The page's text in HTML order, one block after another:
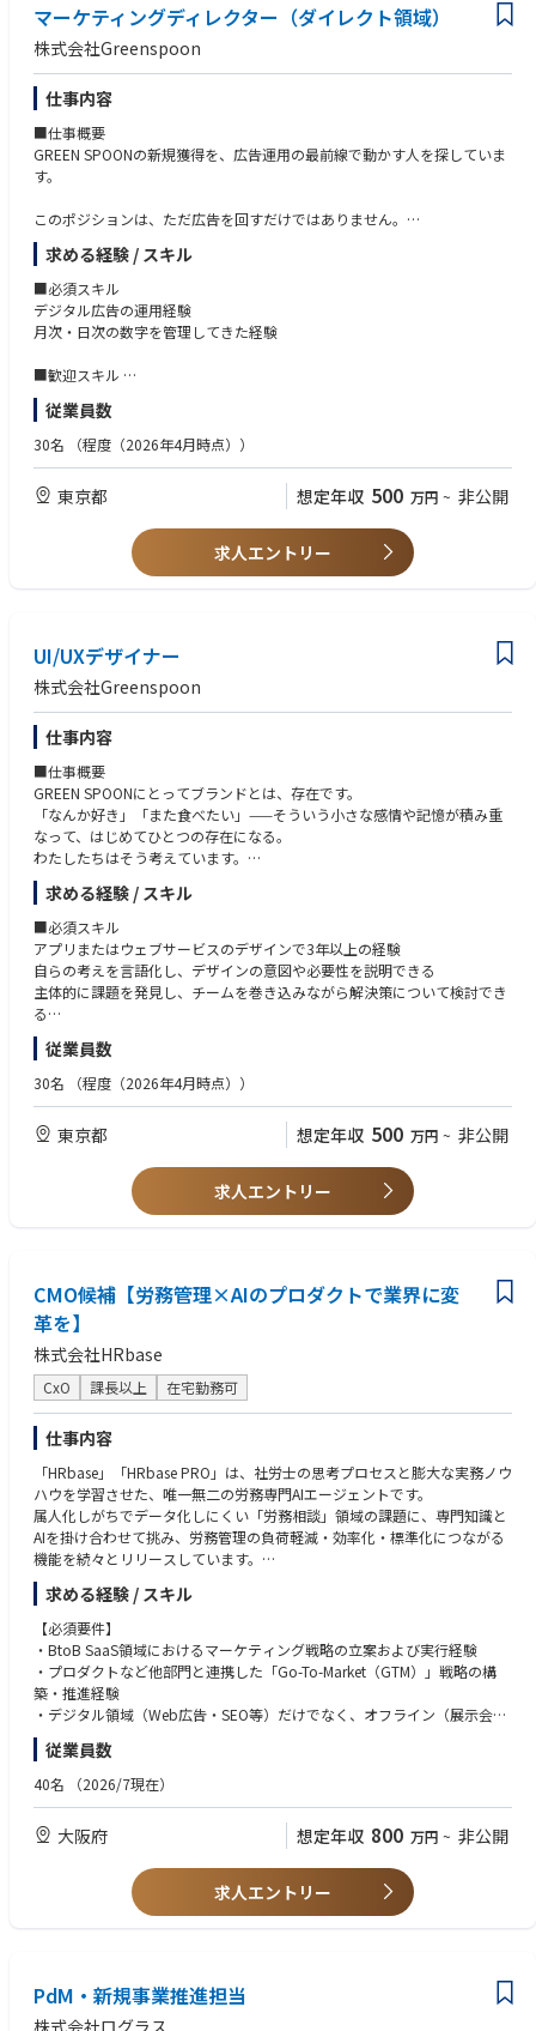
・各領域の提供価値、責任範囲、優先順位の整理
・各ステークホルダーに対する価値設計
・事業戦略、GTM戦略、収益モデルとプロダクト戦略の接続
・AIを活用した先進的なユーザー体験の企画・検証
・PdM組織の採用、育成、評価、配置、組織設計
・経営層への戦略、投資計画、進捗、リスクの報告
・プロダクトKPIの設計、モニタリング、改善
・関連部門との部門横断的な連携推進
■仕事の魅力
・日本No.1を目指すヘルスケアプラットフォームの中核を担うことができ
る
ヘルスケアプラットフォーム全体を構築し、新たなユーザー体験を生み出
す、多くの企業が志向しながらも成し得なかったテーマに挑戦することが
できるポジションです。
・大規模な社会実装をリードできる
自治体、企業、医療機関、パートナーなどの顧客基盤を通じて、多くのユ
ーザーへサービスを届けられる可能性があります。また、国民的なヘルス
ケアアプリを目指しており、今後、政府や行政とも密接に関わっていく中
で、自身が率いるプロダクトが政策や地域行政に反映されることも考えら
れ、社会の健康・医療体験を変えるインパクトを持ちます。
・ユーザー／医療機関／自治体／企業をつなぐ価値を創出できる
生活者向けサービス、医療機関向け連携、自治体施策、企業向けサービ
ス、パートナーサービスを一つのアプリ上で接続します。各ステークホル
えていくことができます。
・前例のないプロダクトに挑戦できる
ヘルスケア市場における圧倒的なマーケットリーダーは存在せず、さら
に、ヘルスケア／メディカル／プラットフォームを統合したサービスで確
立しているものは存在しません。複雑な制約や不確実性の中で、新しいプ
ロダクトカテゴリーを自ら定義できます。
元BIG4シニアマネージャー：AIをやりたい、デロイトで新しいテクノロジ
ー領域メタバースもやっていた、
元大手外資総合系コンサルファーム若手：コンサルのPOCどまりが多く、
最後までプロダクトを提供していきたい
インタビュー記事：https://note.com/gen_ax/n/nd30155c9a953
【ABOUT US】https://www.gen-ax.co.jp/aboutus/
自立に自律を融合し、次の“流れ”を生成する ー
く理解し、自律型AIオペレーターを起点に顧客の課題を解決する変革者集
団です。
単なるSaaS提供ベンダーとしてではなく各領域において、実装で価値を出
し切るプロフェッショナルが、AI時代に適合したBPR戦略やロードマップ
の策定、データモデルの設計までを一気通貫で支援します。
さらにソフトバンクのグループの事業フィールドと技術アセットも活用
で、すべてのカスタマーサービスのあり方を”革新”します。
■Gen-AX株式会社 カンパニーデック
https://speakerdeck.com/genax/gen-ax-gen-axzhu-shi-hui-she-kanpanid
etuku
■自律思考型AIで業務改革を支援する「Gen-AX」とは。砂金CEOインタビ
ュー
https://www.softbank.jp/sbnews/entry/20250122_01
■自律思考型 AIエージェントを目指した戦略立案から コンサルティングま
でワンストップで提供
Gen-AX株式会社では、自社データを活用して賢く育てていく、照会応答を
支援するプロダクトである『X-Boost（クロスブースト）』の提供に加
え、自律思考型AIの音声応対ソリューション『X-Ghost（クロスゴース
ト）』の正式提供を開始しました。（2025年11月）
自律思考型 企業向けAIエージェントのサービス開発／提供とともに、業務
に組み込んでいく際に必要となるAI時代に適した「業務刷新の戦略／ロー
ドマップの策定、生成AI ReadyなKPIの設計・データモデルの設計、組織
設計」のコンサルティングサービスを一気通貫で提供いたします。
■ナレッジ伴走型AIオペレーター 『X-Boost（クロスブースト）』
金融、小売り／サービス、製造業を中心としたコンタクトセンターなどの
問い合わせ業務において複雑なB to B to Cの照会応答業務の効率化を目的
とした、生成AI SaaSプラットフォームです。
X-Boost プロダクトページ
https://x-boost.gen-ax.co.jp/
■自律型AIオペレーター『X-Ghost（クロスゴースト）』
しました。（2025年11月）コンタクトセンターにおけるさまざまな問い
合わせに対し、AIオペレーターとして自律思考型で、人間らしい自然な会
話で音声対話を行い、人間のオペレーターと共に企業の価値貢献を担うこ
X-Ghost プレスリリース
https://www.gen-ax.co.jp/news/press/20251110-01/
■Mission
自律に自立を融合し、次の"流れ"を生成する
■Value
Authentic：本質の追求をあきらめない
Proactive：全員が前のめりに共創する
Asobi：余白に目を向けて遊び心を持ち続ける
“Mission・Value”に込められた想い：砂金CEOインタビュー
https://note.com/gen_ax/n/n02385df11d33
マーケティングディレクター（ダイレクト領域）
株式会社Greenspoon
仕事内容
■仕事概要
GREEN SPOONの新規獲得を、広告運用の最前線で動かす人を探していま
す。
このポジションは、ただ広告を回すだけではありません。
数字を見て、課題を見つけて、「次はこう打つ」を自分で企画する。
運用と改善を、いちばん近くで一気通貫に担っていただきます。
■主な業務
デジタル広告の運用
日次成果の管理と、改善アクションの実行
求める経験 / スキル
■必須スキル
デジタル広告の運用経験
月次・日次の数字を管理してきた経験
■歓迎スキル
toC向けサービスでのマーケティング経験
複数の広告媒体を横断して運用した経験
運用にとどまらず、獲得施策の企画・設計まで担った経験
■求める人物像
GREEN SPOONのビジョン「自分を好きでいつづけられる人生を。」に共
ものごとを、論理的に考えられる方
数字に責任を持って向き合える方
従業員数
30名 （程度（2026年4月時点））
東京都 想定年収 500 万円 ~ 非公開
求人エントリー
UI/UXデザイナー
株式会社Greenspoon
仕事内容
■仕事概要
GREEN SPOONにとってブランドとは、存在です。
「なんか好き」「また食べたい」——そういう小さな感情や記憶が積み重
なって、はじめてひとつの存在になる。
わたしたちはそう考えています。
だから、画面の中の一つひとつも、ただ「使えればいい」では終わらせた
くない。
商品との出会いに、心が動く。迷わず、心地よく、選べる。気づけば、続
けたくなっている。
その積み重ねが、GREEN SPOONという存在をつくっていく。
このポジションでお願いしたいのは、UIを整えることではありません。
ンすることに責任とやりがいを持てる方を募集します。
■このポジションの魅力
つくったものが、そのまま「続けたくなる理由」になる。あなたのデザイ
ます。
土台から、いっしょに。
コンポーネント設計も、ガイドラインづくりも。できあがった仕組みを使
うのではなく、その基盤からつくれます。
アイデアが、すぐ形になる。
少数精鋭だからこそ、思いついたことがすぐ動き出す。改善まで、責任を
持って見届けられます。
■主な業務
GREEN SPOONのWebページやアプリのUI/UXデザイン
お客さまが抱える課題を見つけ、それを解くアイデアを形にする
コンポーネント・デザインガイドラインの構築と運用
UIの品質を、もっと良くしていく
求める経験 / スキル
■必須スキル
アプリまたはウェブサービスのデザインで3年以上の経験
自らの考えを言語化し、デザインの意図や必要性を説明できる
主体的に課題を発見し、チームを巻き込みながら解決策について検討でき
る
■歓迎スキル
ユーザー視点とビジネス視点を考慮しながら、より良いアウトプットの追
デザインガイドラインなど運用システムの構築経験
ユーザーインタビュー、ユーザーテスト、データ分析の実務経験
■求める人物像
GREEN SPOONのビジョン「自分を好きでいつづけられる人生を」に共感
取り組める
担当領域にこだわらず、事業を発展させるために必要な行動がとれる方
風通しの良い社風のある会社で仕事がしたい方
従業員数
30名 （程度（2026年4月時点））
東京都 想定年収 500 万円 ~ 非公開
求人エントリー
CMO候補【労務管理×AIのプロダクトで業界に変
革を】
株式会社HRbase
CxO 課長以上 在宅勤務可
仕事内容
「HRbase」「HRbase PRO」は、社労士の思考プロセスと膨大な実務ノウ
ハウを学習させた、唯一無二の労務専門AIエージェントです。
属人化しがちでデータ化しにくい「労務相談」領域の課題に、専門知識と
AIを掛け合わせて挑み、労務管理の負荷軽減・効率化・標準化につながる
機能を続々とリリースしています。
このサービスの価値を一人でも多くの方に届け、事業成長を牽引する、や
りがいのあるポジションです。
■取り組んでいただくお仕事内容
・マーケティングの戦略策定
・予算配分の決定
・チームマネジメント
・チームメンバーの採用
・マーケティングへのAI活用 など
求める経験 / スキル
【必須要件】
・BtoB SaaS領域におけるマーケティング戦略の立案および実行経験
・プロダクトなど他部門と連携した「Go-To-Market（GTM）」戦略の構
築・推進経験
・デジタル領域（Web広告・SEO等）だけでなく、オフライン（展示会、
PR等）も含めた複数チャネルを横断する「統合型マーケティング」の統括
経験
・マーケティングチームのマネジメント経験、または全社横断プロジェク
【歓迎要件】
・経営層（CxOや事業責任者）としての実務経験、または全社的なブラン
ド戦略の立案・統括経験
・年間数千万円規模以上のプロモーション予算の管理・運用責任者として
・マス広告（TVCM等）を含めた大規模プロモーションのディレクション
経験
従業員数
40名 （2026/7現在）
大阪府 想定年収 800 万円 ~ 非公開
求人エントリー
PdM・新規事業推進担当